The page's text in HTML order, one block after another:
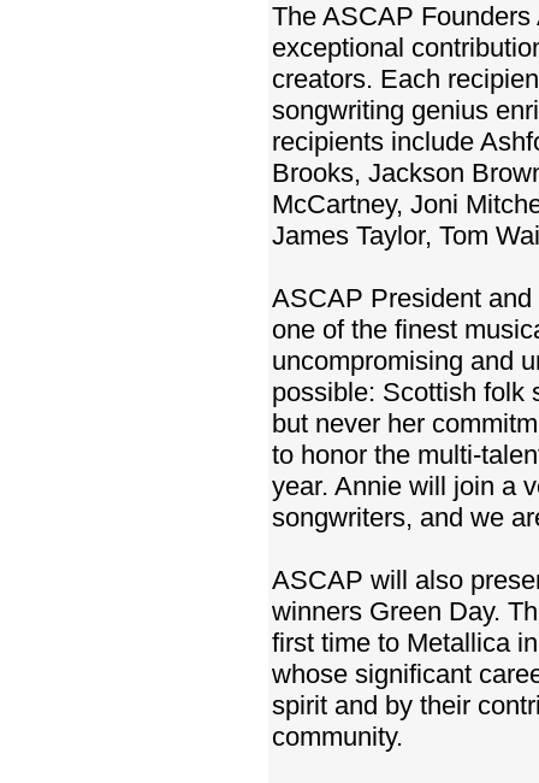
The ASCAP
exceptional
creators. Each
songwriting genius
recipients include
Brooks, Jackson
McCartney, Joni
James Taylor, Tom
ASCAP President
one of the finest
uncompromising and
possible: Scottish folk
but never her
to honor the multi-
year. Annie will join a
songwriters, and we
ASCAP will also
winners Green Day.
first time to Metallica
whose significant
spirit and by their
community.